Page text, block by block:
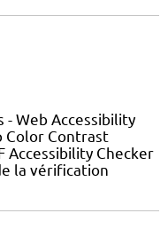
- Web Accessibility
Color Contrast
Accessibility Checker
la vérification